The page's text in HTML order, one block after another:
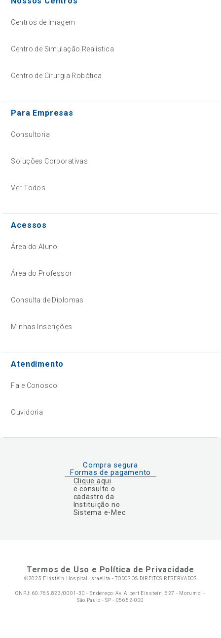
Centros de Imagem
Centro de Simulação Realística
Centro de Cirurgia Robótica
Para Empresas
Consultoria
Soluções Corporativas
Ver Todos
Acessos
Área do Aluno
Área do Professor
Consulta de Diplomas
Minhas Inscrições
Atendimento
Fale Conosco
Ouvidoria
Compra segura
Formas de pagamento
Clique aqui
e consulte o
cadastro da
Instituição no
Sistema e-Mec
Termos de Uso e Política de Privacidade
©2025 Einstein Hospital Israelita -TODOS OS DIREITOS RESERVADOS
CNPJ: 60.765.823/0001-30 - Endereço: Av. Albert Einstein, 627 - Morumbi -
São Paulo - SP - 05652-000